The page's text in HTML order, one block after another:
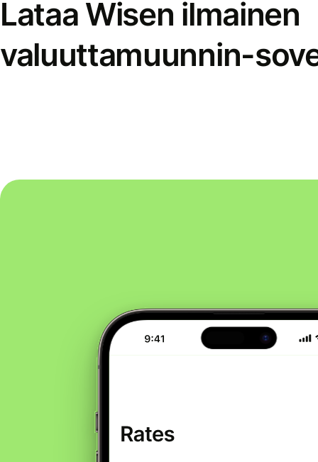
Lataa Wisen ilmainen
valuuttamuunnin-